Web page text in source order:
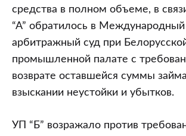
средства в полном объеме, в
“А” обратилось в Международный
арбитражный суд при
промышленной палате с
возврате оставшейся суммы
взыскании неустойки и убытков.
УП “Б” возражало против